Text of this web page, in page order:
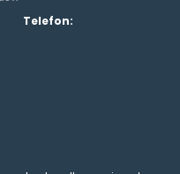
Telefon: